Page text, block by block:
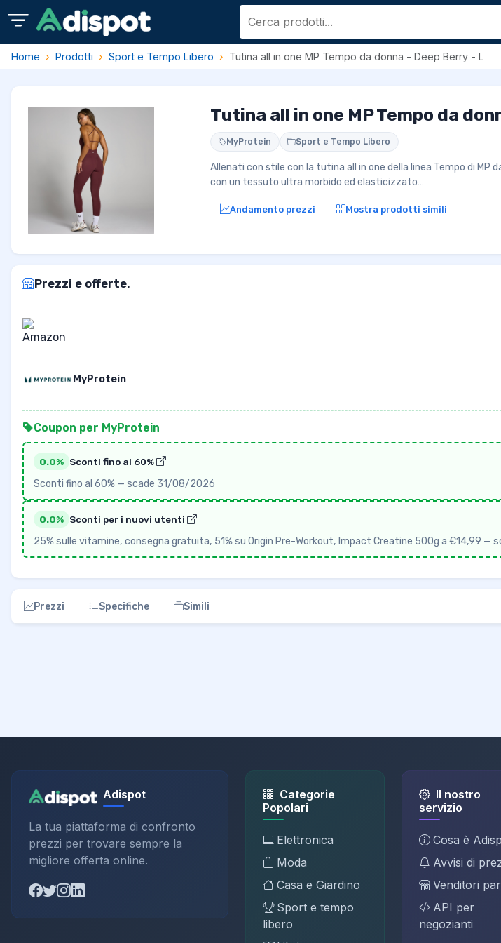
Home Prodotti Sport e Tempo Libero Tutina all in one MP Tempo da donna - Deep Berry - L
Tutina all in one MP Tempo da
MyProtein Sport e Tempo Libero
Allenati con stile con la tutina all in one della linea Tempo di MP
con un tessuto ultra morbido ed elasticizzato…
Andamento prezzi Mostra prodotti simili
Prezzi e offerte.
MyProtein
Coupon per MyProtein
0.0% Sconti fino al 60%
Sconti fino al 60% — scade 31/08/2026
0.0% Sconti per i nuovi utenti
25% sulle vitamine, consegna gratuita, 51% su Origin Pre-Workout, Impact Creatine 500g a €14,99 —
Prezzi Specifiche Simili
Adispot
La tua piattaforma di confronto
prezzi per trovare sempre la
migliore offerta online.
Categorie
Popolari
Elettronica
Moda
Casa e Giardino
Sport e tempo
libero
Il nostro
servizio
Cosa è
Avvisi di
Venditori
API per
negozianti